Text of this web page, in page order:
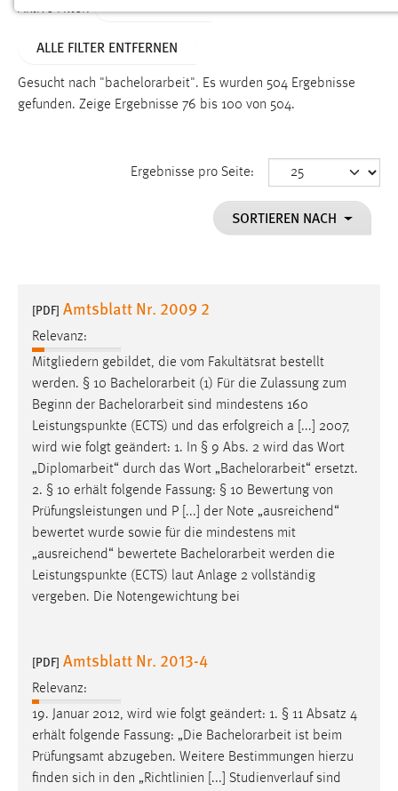
Aktive Filter:
ALLE FILTER ENTFERNEN
Gesucht nach "bachelorarbeit". Es wurden 504 Ergebnisse
gefunden. Zeige Ergebnisse 76 bis 100 von 504.
Ergebnisse pro Seite:
SORTIEREN NACH
[PDF] Amtsblatt Nr. 2009 2
Relevanz:
Mitgliedern gebildet, die vom Fakultätsrat bestellt
werden. § 10 Bachelorarbeit (1) Für die Zulassung zum
Beginn der Bachelorarbeit sind mindestens 160
Leistungspunkte (ECTS) und das erfolgreich a [...] 2007,
wird wie folgt geändert: 1. In § 9 Abs. 2 wird das Wort
„Diplomarbeit“ durch das Wort „Bachelorarbeit“ ersetzt.
2. § 10 erhält folgende Fassung: § 10 Bewertung von
Prüfungsleistungen und P [...] der Note „ausreichend“
bewertet wurde sowie für die mindestens mit
„ausreichend“ bewertete Bachelorarbeit werden die
Leistungspunkte (ECTS) laut Anlage 2 vollständig
vergeben. Die Notengewichtung bei
[PDF] Amtsblatt Nr. 2013-4
Relevanz:
19. Januar 2012, wird wie folgt geändert: 1. § 11 Absatz 4
erhält folgende Fassung: „Die Bachelorarbeit ist beim
Prüfungsamt abzugeben. Weitere Bestimmungen hierzu
finden sich in den „Richtlinien [...] Studienverlauf sind
Funktionen und sind für die einwandfreie Funktion der
Einverständnis
cookie_consent
Dieser Cookie speichert die ausgewählten Einverständnis-
Performance
Name:
Zweck:
Für performante Seitenauslieferung wird in diesem Cookie
gespeichert, ob man eingeloggt ist.
Sprachpräferenz
Name:
site-language-preference
Zweck:
Cookie Laufzeit:
Chat
Name:
MibewSessionID, MIBEW_UserID, mibew_locale, mibew-